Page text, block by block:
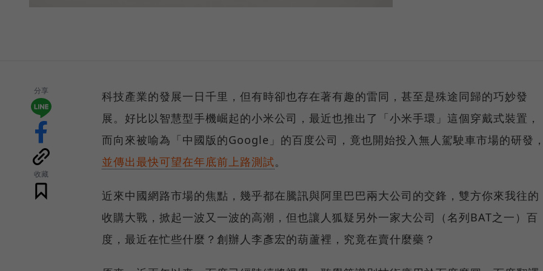
分享
收藏
科技產業的發展一日千里，但有時卻也存在著有趣的雷同，甚至是殊途同歸的巧妙發
展。好比以智慧型手機崛起的小米公司，最近也推出了「小米手環」這個穿戴式裝置，
而向來被喻為「中國版的Google」的百度公司，竟也開始投入無人駕駛車市場的研發
並傳出最快可望在年底前上路測試。
近來中國網路市場的焦點，幾乎都在騰訊與阿里巴巴兩大公司的交鋒，雙方你來我往的
收購大戰，掀起一波又一波的高潮，但也讓人狐疑另外一家大公司（名列BAT之一）百
度，最近在忙些什麼？創辦人李彥宏的葫蘆裡，究竟在賣什麼藥？